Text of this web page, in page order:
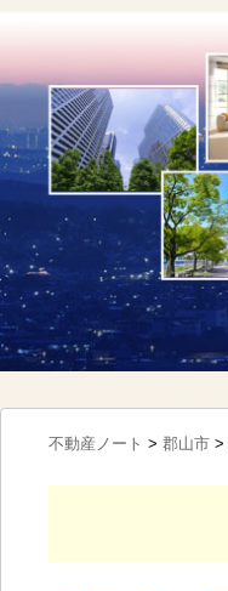
不動産ノート > 郡山市 >